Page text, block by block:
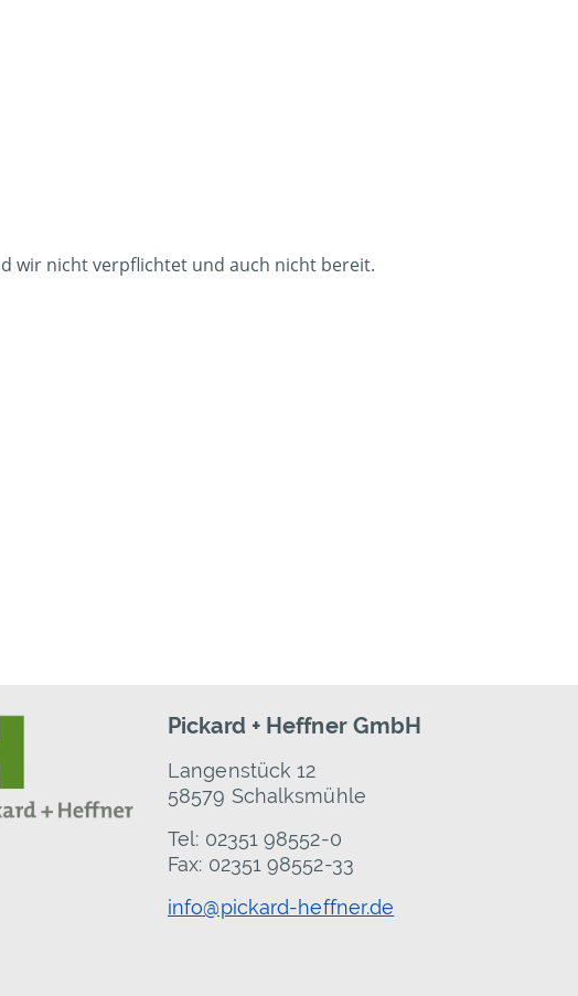
wir nicht verpflichtet und auch nicht bereit.
Pickard + Heffner GmbH
Langenstück 12
58579 Schalksmühle
Tel: 02351 98552-0
Fax: 02351 98552-33
info@pickard-heffner.de